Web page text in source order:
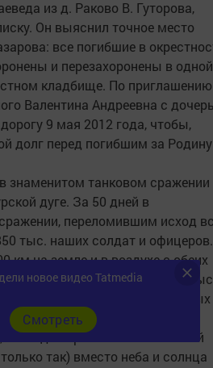
из д. Раково В. Гуторова,
Он выяснил точное место
все погибшие в
и перезахоронены в одной
кладбище. По приглашению
Валентина Андреевна с
9 мая 2012 года, чтобы,
долг перед погибшим за Родину
знаменитом танковом сражении
дуге. За 50 дней в
переломившим исход
тыс. наших солдат и офицеров.
км на земле и в воздухе с обеих
4 млн. человек, свыше 70
13 тыс. танков и самоходных
Пожилые жители деревни
в дни сражений на Огненной
так) вместо неба и солнца
новое видео Tatmedia
Cмотреть